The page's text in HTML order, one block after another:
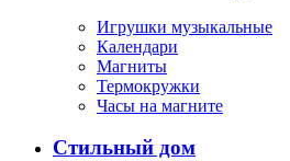
Игрушки музыкальные
Календари
Магниты
Термокружки
Часы на магните
Стильный дом